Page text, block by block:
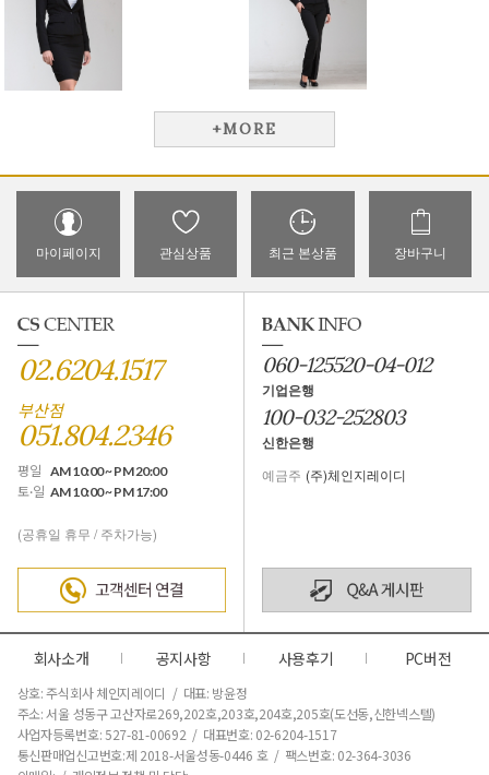
+MORE
마이페이지 관심상품 최근 본상품 장바구니
02.6204.1517
부산점
051.804.2346
평일 AM 10:00 ~ PM 20:00
토·일 AM 10:00 ~ PM 17:00
(공휴일 휴무 / 주차가능)
060-125520-04-012
기업은행
100-032-252803
신한은행
예금주 (주)체인지레이디
회사소개 공지사항 사용후기 PC버전
상호: 주식회사 체인지레이디 / 대표: 방윤정
주소: 서울 성동구 고산자로269,202호,203호,204호,205호(도선동,신한넥스텔)
사업자등록번호: 527-81-00692 / 대표번호: 02-6204-1517
통신판매업신고번호:제 2018-서울성동-0446 호/ 팩스번호: 02-364-3036